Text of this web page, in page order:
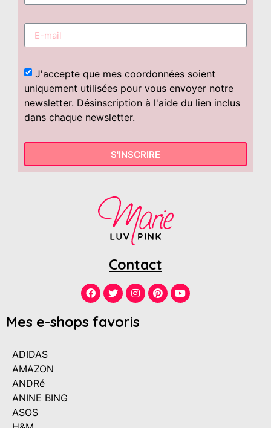
J'accepte que mes coordonnées soient
uniquement utilisées pour vous envoyer notre
newsletter. Désinscription à l'aide du lien inclus
dans chaque newsletter.
S'INSCRIRE
Contact
Mes e-shops favoris
ADIDAS
AMAZON
ANDRé
ANINE BING
ASOS